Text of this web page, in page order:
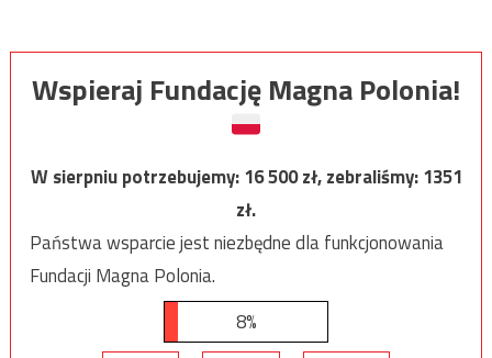
Wspieraj Fundację Magna Polonia!
W sierpniu potrzebujemy:16 500zł, zebraliśmy:1351
zł.
Państwa wsparcie jest niezbędne dla funkcjonowania
Fundacji Magna Polonia.
8%